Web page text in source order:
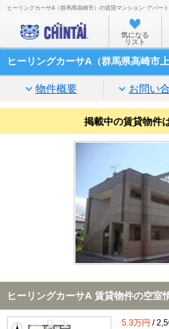
お部屋を
沿
家賃
通勤
不動
TOP
ヒーリングカーサA（群馬県高崎市）の賃貸マンション･アパー
気になる
リスト
ヒーリングカーサA（群馬県高崎市
物件概要 お問い
掲載中の賃貸物件
ヒーリングカーサA 賃貸物件の空室
5.3万円 /